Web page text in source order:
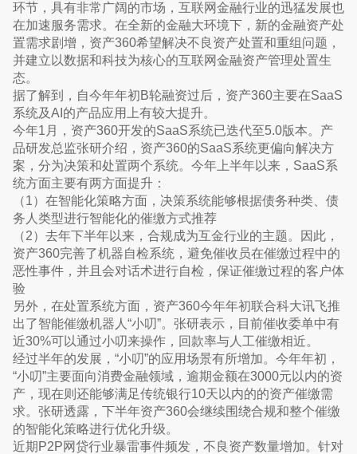
环节，具有非常广阔的市场，互联网金融行业的迅猛发展也
在加速服务需求。在全新的金融大环境下，新的金融资产处
置需求剧增，资产360希望解决不良资产处置和重组问题，
并建立以数据和科技为核心的互联网金融资产管理处置生
态。
据了解到，自今年年初B轮融资过后，资产360主要在SaaS
系统及AI的产品应用上有较大提升。
今年1月，资产360开发的SaaS系统已迭代至5.0版本。产
品研发总监张研介绍，资产360的SaaS系统更偏向解决方
案，分为决策和处置两个系统。今年上半年以来，SaaS系
统方面主要有两方面提升：
（1）在智能化策略方面，决策系统能够根据债务种类、债
务人类型进行智能化的催缴方式推荐
（2）去年下半年以来，合规成为互金行业的主题。因此，
资产360完善了机器自检系统，避免催收员在催缴过程中的
恶性事件，并且会对话术进行自检，保证催缴过程的客户体
验
另外，在处置系统方面，资产360今年年初联合科大讯飞推
出了智能催缴机器人“小叨”。张研表示，目前催收委单中有
近30%可以通过小叨来操作，回款率与人工催缴相近。
经过半年的发展，“小叨”的应用场景有所增加。今年年初，
“小叨”主要面向消费金融领域，逾期金额在3000元以内的资
产，现在则还能够满足传统银行10天以内的的资产催缴需
求。张研透露，下半年资产360会继续围绕合规和整个催缴
的智能化策略进行优化升级。
近期P2P网贷行业暴雷事件频发，不良资产数量增加。针对